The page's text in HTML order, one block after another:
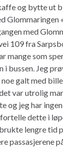
og bytte ut
med
109 fra
mange som
i bussen. Jeg
galt med
var utrolig
og jeg har
dette i
lengre tid
passasjerene